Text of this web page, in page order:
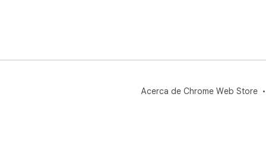
Acerca de Chrome Web Store